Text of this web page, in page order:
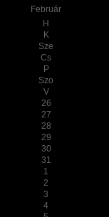
Február
H
K
Sze
Cs
P
Szo
V
26
27
28
29
30
31
1
2
3
4